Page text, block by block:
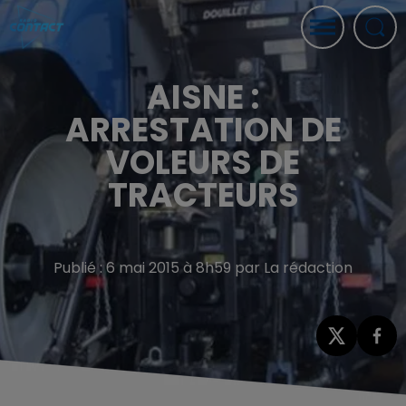
AISNE :
ARRESTATION DE
VOLEURS DE
TRACTEURS
Publié : 6 mai 2015 à 8h59 par La rédaction